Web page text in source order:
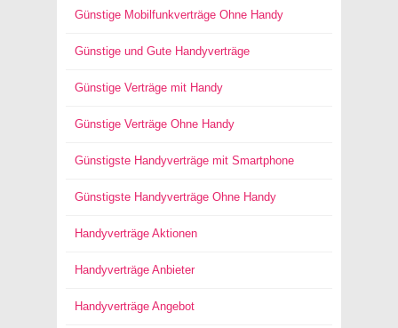
Günstige Mobilfunkverträge Ohne Handy
Günstige und Gute Handyverträge
Günstige Verträge mit Handy
Günstige Verträge Ohne Handy
Günstigste Handyverträge mit Smartphone
Günstigste Handyverträge Ohne Handy
Handyverträge Aktionen
Handyverträge Anbieter
Handyverträge Angebot